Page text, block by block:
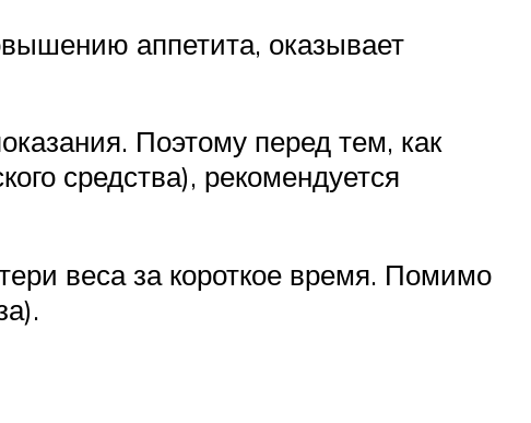
аппетита, оказывает
Поэтому перед тем, как
средства), рекомендуется
веса за короткое время. Помимо